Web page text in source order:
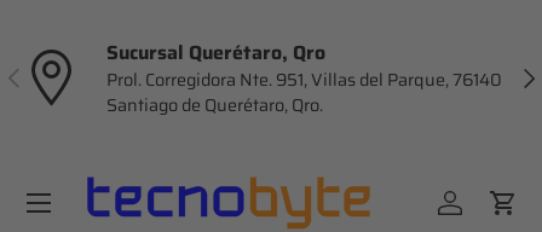
Ir al contenido
Anterior
Sucursal Querétaro, Qro
Prol. Corregidora Nte. 951, Villas del Parque, 76140
Santiago de Querétaro, Qro.
Iniciar
Menú